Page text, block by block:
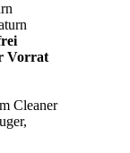
Vorrat
Cleaner